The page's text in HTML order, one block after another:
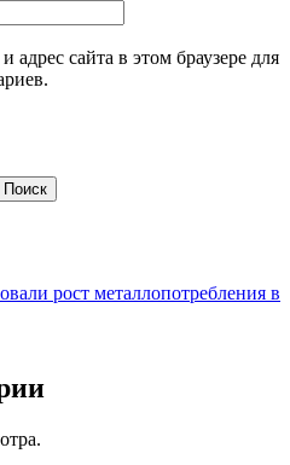
адрес сайта в этом браузере для
Поиск
рост металлопотребления в